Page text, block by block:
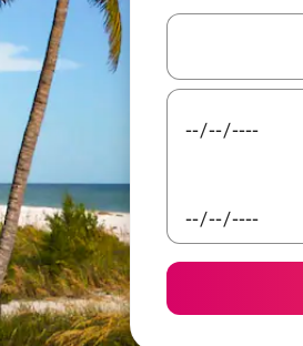
מקשי החיצים למעלה ולמטה או לעיין בעזרת